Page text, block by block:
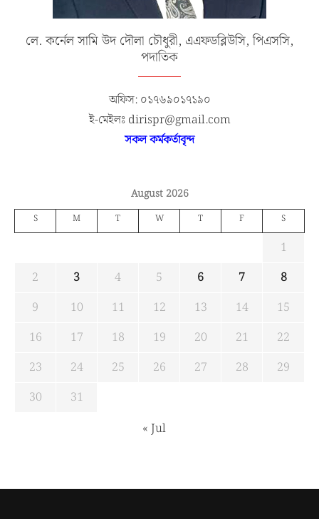
লে. কর্নেল সামি উদ দৌলা চৌধুরী, এএফডব্লিউসি, পিএসসি,
পদাতিক
অফিস: ০১৭৬৯০১৭১৯০
ই-মেইলঃ dirispr@gmail.com
সকল কর্মকর্তাবৃন্দ
August 2026
S M T W T F S
1
2
3 4 5 6 7
8
9
10 11 12 13 14
15
16
17 18 19 20 21
22
23
24 25 26 27 28
29
30
31
« Jul